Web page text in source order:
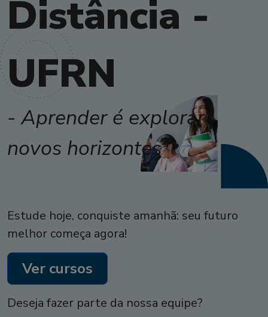
Distância -
UFRN
- Aprender é explorar
novos horizontes
Estude hoje, conquiste amanhã: seu futuro
melhor começa agora!
Ver cursos
Deseja fazer parte da nossa equipe?